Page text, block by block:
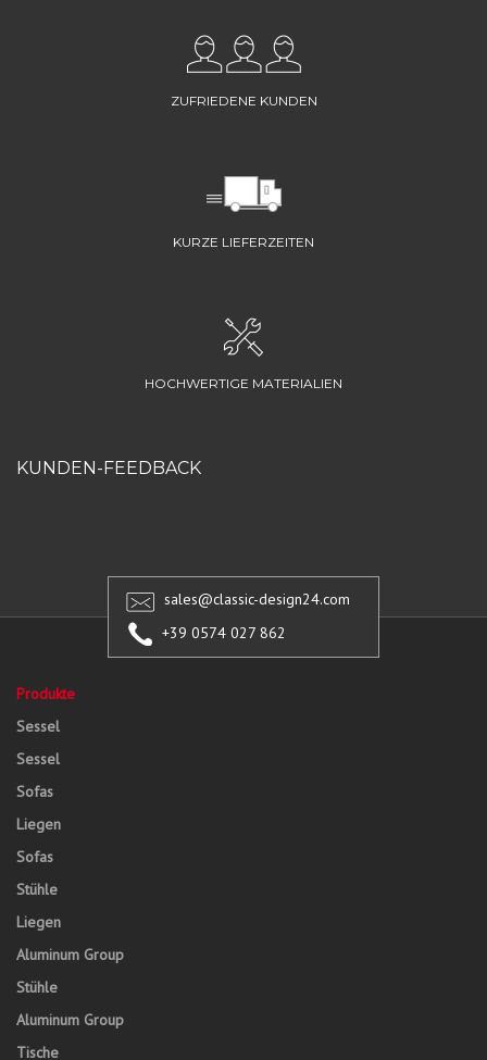
ZUFRIEDENE KUNDEN
KURZE LIEFERZEITEN
HOCHWERTIGE MATERIALIEN
KUNDEN-FEEDBACK
sales@classic-design24.com
+39 0574 027 862
Produkte
Sessel
Sessel
Sofas
Liegen
Sofas
Stühle
Liegen
Aluminum Group
Stühle
Aluminum Group
Tische